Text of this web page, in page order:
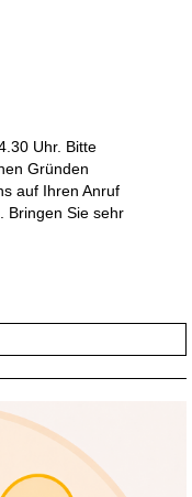
Uhr. Bitte
Gründen
auf Ihren Anruf
Bringen Sie sehr